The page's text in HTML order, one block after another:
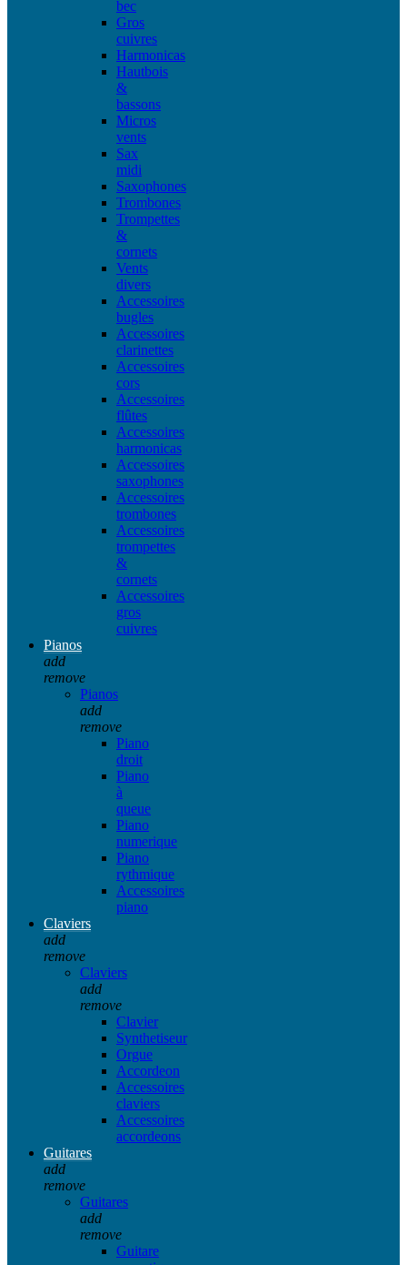
bec
Gros
cuivres
Harmonicas
Hautbois
&
bassons
Micros
vents
Sax
midi
Saxophones
Trombones
Trompettes
&
cornets
Vents
divers
Accessoires
bugles
Accessoires
clarinettes
Accessoires
cors
Accessoires
flûtes
Accessoires
harmonicas
Accessoires
saxophones
Accessoires
trombones
Accessoires
trompettes
&
cornets
Accessoires
gros
cuivres
Pianos
add
remove
Pianos
add
remove
Piano
droit
Piano
à
queue
Piano
numerique
Piano
rythmique
Accessoires
piano
Claviers
add
remove
Claviers
add
remove
Clavier
Synthetiseur
Orgue
Accordeon
Accessoires
claviers
Accessoires
accordeons
Guitares
add
remove
Guitares
add
remove
Guitare